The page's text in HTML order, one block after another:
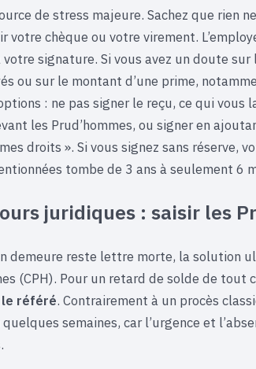
de stress majeure. Sachez que rien
votre chèque ou votre virement.
signature. Si vous avez un doute
ou sur le montant d’une prime,
: ne pas signer le reçu, ce qui vous
les Prud’hommes, ou signer en
droits ». Si vous signez sans réserve,
tombe de 3 ans à seulement 6
juridiques : saisir les
demeure reste lettre morte, la solution
(CPH). Pour un retard de solde de tout
le référé. Contrairement à un procès
semaines, car l’urgence et